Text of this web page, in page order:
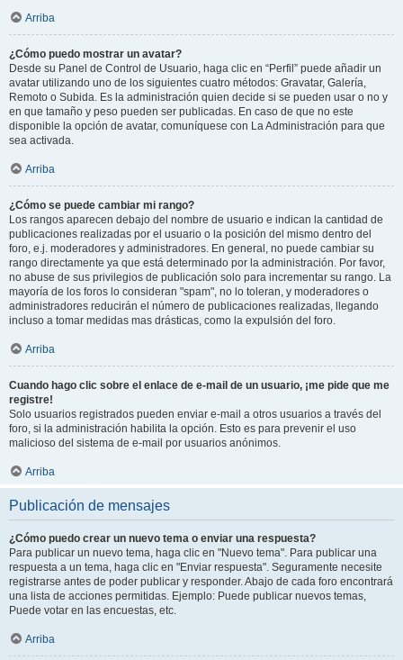
Arriba
¿Cómo puedo mostrar un avatar?
Desde su Panel de Control de Usuario, haga clic en “Perfil” puede añadir un
avatar utilizando uno de los siguientes cuatro métodos: Gravatar, Galería,
Remoto o Subida. Es la administración quien decide si se pueden usar o no y
en que tamaño y peso pueden ser publicadas. En caso de que no este
disponible la opción de avatar, comuníquese con La Administración para que
sea activada.
Arriba
¿Cómo se puede cambiar mi rango?
Los rangos aparecen debajo del nombre de usuario e indican la cantidad de
publicaciones realizadas por el usuario o la posición del mismo dentro del
foro, e.j. moderadores y administradores. En general, no puede cambiar su
rango directamente ya que está determinado por la administración. Por favor,
no abuse de sus privilegios de publicación solo para incrementar su rango. La
mayoría de los foros lo consideran "spam", no lo toleran, y moderadores o
administradores reducirán el número de publicaciones realizadas, llegando
incluso a tomar medidas mas drásticas, como la expulsión del foro.
Arriba
Cuando hago clic sobre el enlace de e-mail de un usuario, ¡me pide que me
registre!
Solo usuarios registrados pueden enviar e-mail a otros usuarios a través del
foro, si la administración habilita la opción. Esto es para prevenir el uso
malicioso del sistema de e-mail por usuarios anónimos.
Arriba
Publicación de mensajes
¿Cómo puedo crear un nuevo tema o enviar una respuesta?
Para publicar un nuevo tema, haga clic en "Nuevo tema". Para publicar una
respuesta a un tema, haga clic en "Enviar respuesta". Seguramente necesite
registrarse antes de poder publicar y responder. Abajo de cada foro encontrará
una lista de acciones permitidas. Ejemplo: Puede publicar nuevos temas,
Puede votar en las encuestas, etc.
Arriba